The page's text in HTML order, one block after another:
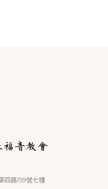
四路159號七樓